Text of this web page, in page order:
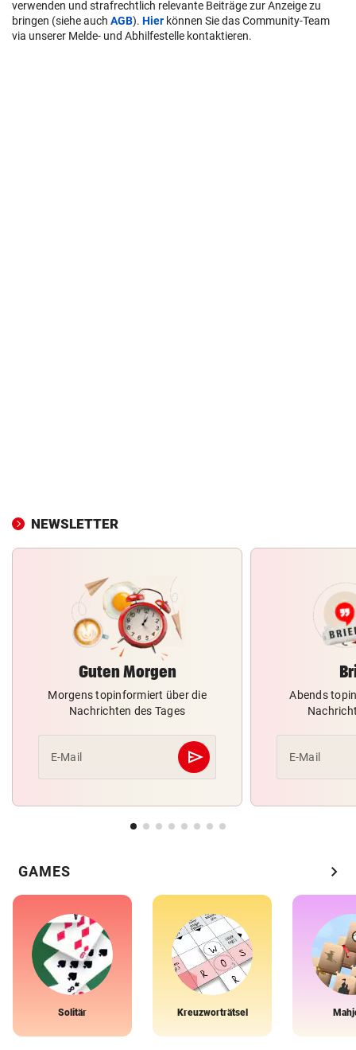
verwenden und strafrechtlich relevante Beiträge zur Anzeige zu
bringen (siehe auch AGB). Hier können Sie das Community-Team
via unserer Melde- und Abhilfestelle kontaktieren.
NEWSLETTER
Guten Morgen
Morgens topinformiert über die
Nachrichten des Tages
E-Mail send
Abschicken
Abends
E-Mail
GAMES chevron_right
Solitär Kreuzworträtsel